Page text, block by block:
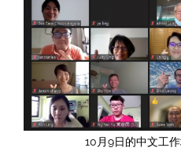
10月9日的中文工